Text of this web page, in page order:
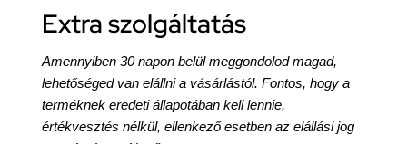
Extra szolgáltatás
Amennyiben 30 napon belül meggondolod magad,
lehetőséged van elállni a vásárlástól. Fontos, hogy a
terméknek eredeti állapotában kell lennie,
értékvesztés nélkül, ellenkező esetben az elállási jog